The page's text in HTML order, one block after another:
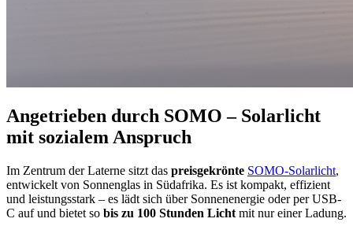
Angetrieben durch SOMO – Solarlicht
mit sozialem Anspruch
Im Zentrum der Laterne sitzt das preisgekrönte SOMO-Solarlicht,
entwickelt von Sonnenglas in Südafrika. Es ist kompakt, effizient
und leistungsstark – es lädt sich über Sonnenenergie oder per USB-
C auf und bietet so bis zu 100 Stunden Licht mit nur einer Ladung.